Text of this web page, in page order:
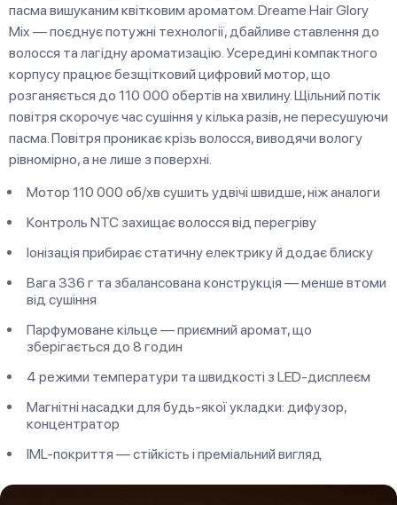
пасма вишуканим квітковим ароматом. Dreame Hair Glory
Mix — поєднує потужні технології, дбайливе ставлення до
волосся та лагідну ароматизацію. Усередині компактного
корпусу працює безщітковий цифровий мотор, що
розганяється до 110 000 обертів на хвилину. Щільний потік
повітря скорочує час сушіння у кілька разів, не пересушуючи
пасма. Повітря проникає крізь волосся, виводячи вологу
рівномірно, а не лише з поверхні.
Мотор 110 000 об/хв сушить удвічі швидше, ніж аналоги
Контроль NTC захищає волосся від перегріву
Іонізація прибирає статичну електрику й додає блиску
Вага 336 г та збалансована конструкція — менше втоми
від сушіння
Парфумоване кільце — приємний аромат, що
зберігається до 8 годин
4 режими температури та швидкості з LED-дисплеєм
Магнітні насадки для будь-якої укладки: дифузор,
концентратор
IML-покриття — стійкість і преміальний вигляд